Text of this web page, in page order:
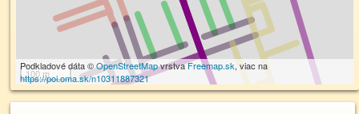
100 m
Podkladové dáta ©OpenStreetMapvrstvaFreemap.sk, viac na
https://poi.oma.sk/n10311887321